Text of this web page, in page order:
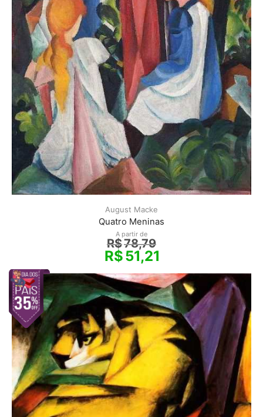
August Macke
Quatro Meninas
A partir de
R$78,79
R$51,21